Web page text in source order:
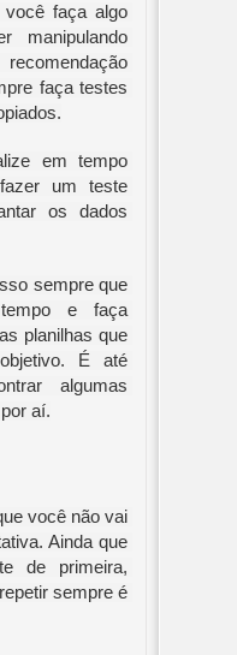
faça algo
manipulando
faça testes
em tempo
um teste
os dados
sempre que
e faça
planilhas que
É até
algumas
aí.
você não vai
Ainda que
de primeira,
sempre é